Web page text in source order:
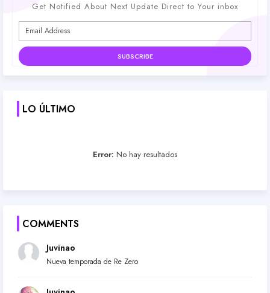
Get Notified About Next Update Direct to Your inbox
LO ÚLTIMO
Error: No hay resultados
COMMENTS
Juvinao
Nueva temporada de Re Zero